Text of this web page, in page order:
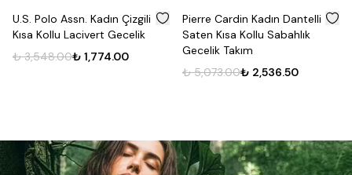
50
U.S. Polo Assn. Kadın Çizgili
Kısa Kollu Lacivert Gecelik
₺ 3,548.00₺ 1,774.00
% 50
Pierre Cardin Kadın Dantelli
Saten Kısa Kollu Sabahlık
Gecelik Takım
₺ 5,073.00₺ 2,536.50